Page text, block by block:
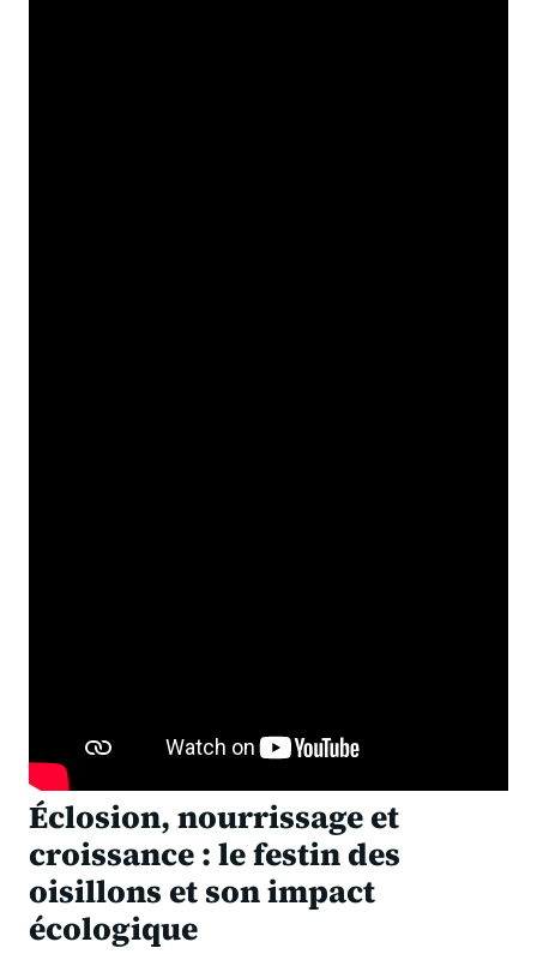
Éclosion, nourrissage et
croissance : le festin des
oisillons et son impact
écologique